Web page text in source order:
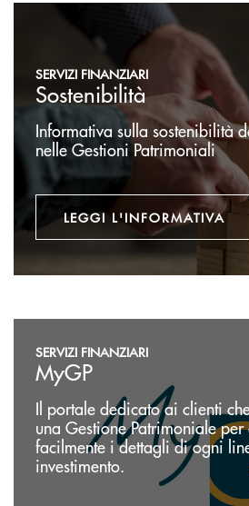
SERVIZI FINANZIARI
Sostenibilità
Informativa sulla sostenibilità
nelle Gestioni Patrimoniali
LEGGI L'INFORMATIVA
SERVIZI FINANZIARI
MyGP
Il portale dedicato ai clienti
una Gestione Patrimoniale per
facilmente i dettagli di ogni
investimento.